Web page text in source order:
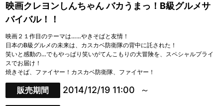
映画クレヨンしんちゃん バカうまっ！B級グルメサ
バイバル！！
映画２１作目のテーマは……やきそばと友情！
日本のB級グルメの未来は、カスカベ防衛隊の背中に託された！
笑いと感動の…でもやっぱり笑いがてんこもりの大冒険を、スペシャルプライ
スでお届け！
焼きそば、ファイヤー！カスカベ防衛隊、ファイヤー！
販売期間 2014/12/19 11:00